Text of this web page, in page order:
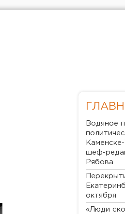
Водяное
шеф-
Рябова
октября
«Люди